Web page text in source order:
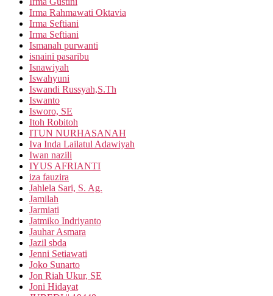
Irma Rahmawati Oktavia
Irma Seftiani
Irma Seftiani
Ismanah purwanti
isnaini pasaribu
Isnawiyah
Iswahyuni
Iswandi Russyah,S.Th
Iswanto
Isworo, SE
Itoh Robitoh
ITUN NURHASANAH
Iva Inda Lailatul Adawiyah
Iwan nazili
IYUS AFRIANTI
iza fauzira
Jahlela Sari, S. Ag.
Jamilah
Jarmiati
Jatmiko Indriyanto
Jauhar Asmara
Jazil sbda
Jenni Setiawati
Joko Sunarto
Jon Riah Ukur, SE
Joni Hidayat